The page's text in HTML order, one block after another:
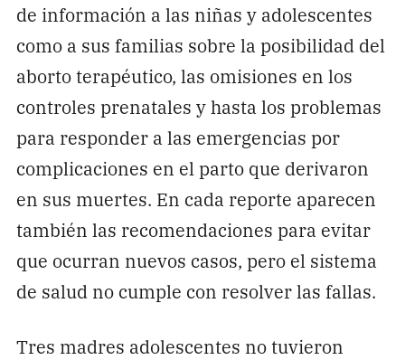
de información a las niñas y adolescentes
como a sus familias sobre la posibilidad del
aborto terapéutico, las omisiones en los
controles prenatales y hasta los problemas
para responder a las emergencias por
complicaciones en el parto que derivaron
en sus muertes. En cada reporte aparecen
también las recomendaciones para evitar
que ocurran nuevos casos, pero el sistema
de salud no cumple con resolver las fallas.
Tres madres adolescentes no tuvieron